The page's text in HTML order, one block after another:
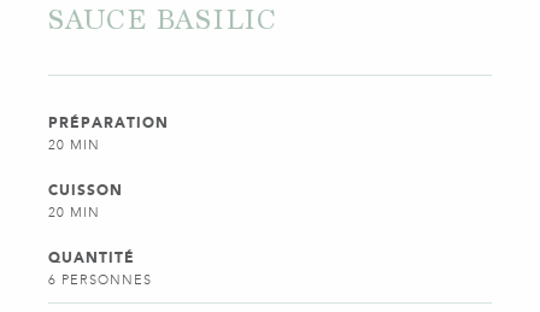
SAUCE BASILIC
PRÉPARATION
20 MIN
CUISSON
20 MIN
QUANTITÉ
6 PERSONNES